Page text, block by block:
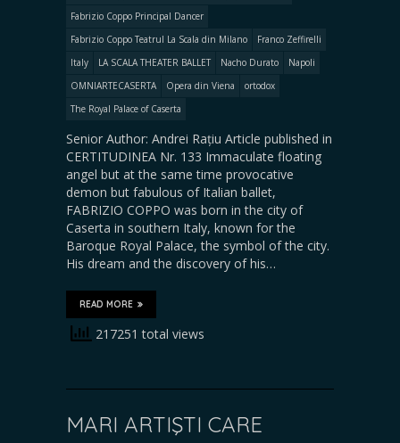
Fabrizio Coppo Principal Dancer
Fabrizio Coppo Teatrul La Scala din Milano
Franco Zeffirelli
Italy
LA SCALA THEATER BALLET Nacho Durato
Napoli
OMNIARTECASERTA
Opera din Viena
ortodox
The Royal Palace of Caserta
Senior Author: Andrei Rațiu Article published in
CERTITUDINEA Nr. 133 Immaculate floating
angel but at the same time provocative
demon but fabulous of Italian ballet,
FABRIZIO COPPO was born in the city of
Caserta in southern Italy, known for the
Baroque Royal Palace, the symbol of the city.
His dream and the discovery of his…
READ MORE
217251 total views
MARI ARTIŞTI CARE